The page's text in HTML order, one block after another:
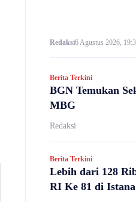
Redaksi6 Agustus 2026,
Berita Terkini
BGN Temukan
MBG
Redaksi
Berita Terkini
Lebih dari 128
RI Ke 81 di Istana